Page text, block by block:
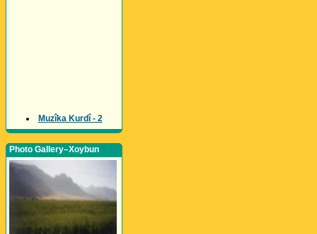
Muzîka Kurdî - 2
Photo Gallery–Xoybun